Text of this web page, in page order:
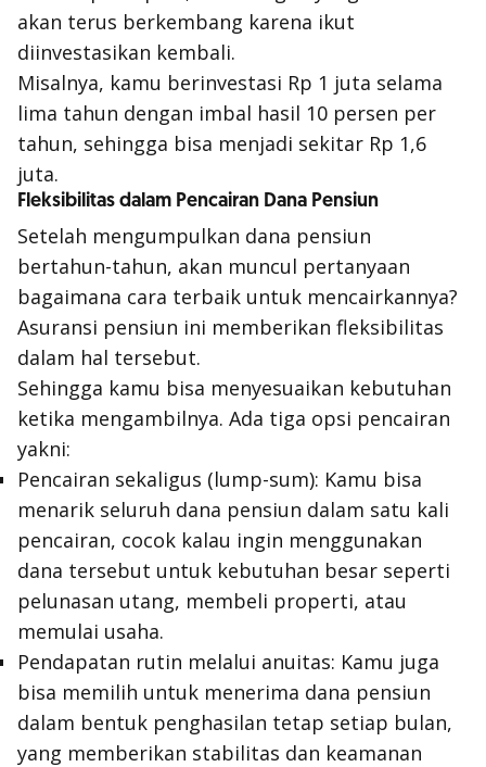
akan terus berkembang karena ikut
diinvestasikan kembali.
Misalnya, kamu berinvestasi Rp 1 juta selama
lima tahun dengan imbal hasil 10 persen per
tahun, sehingga bisa menjadi sekitar Rp 1,6
juta.
Fleksibilitas dalam Pencairan Dana Pensiun
Setelah mengumpulkan dana pensiun
bertahun-tahun, akan muncul pertanyaan
bagaimana cara terbaik untuk mencairkannya?
Asuransi pensiun ini memberikan fleksibilitas
dalam hal tersebut.
Sehingga kamu bisa menyesuaikan kebutuhan
ketika mengambilnya. Ada tiga opsi pencairan
yakni:
Pencairan sekaligus (lump-sum): Kamu bisa
menarik seluruh dana pensiun dalam satu kali
pencairan, cocok kalau ingin menggunakan
dana tersebut untuk kebutuhan besar seperti
pelunasan utang, membeli properti, atau
memulai usaha.
Pendapatan rutin melalui anuitas: Kamu juga
bisa memilih untuk menerima dana pensiun
dalam bentuk penghasilan tetap setiap bulan,
yang memberikan stabilitas dan keamanan